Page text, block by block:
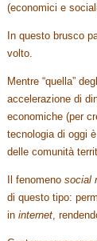
(economici e
In questo brusco
volto.
Mentre “quella”
accelerazione di
economiche (per
tecnologia di oggi
delle comunità
Il fenomenosocial
di questo tipo:
ininternet ,